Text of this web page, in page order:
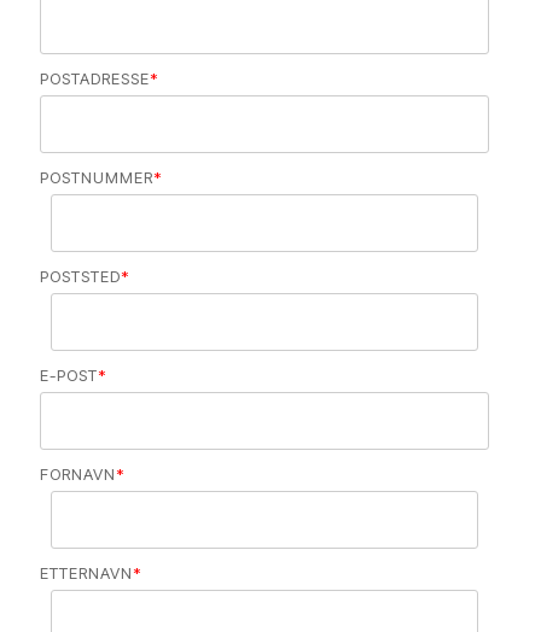
POSTADRESSE*
POSTNUMMER*
POSTSTED*
E-POST*
FORNAVN*
ETTERNAVN*